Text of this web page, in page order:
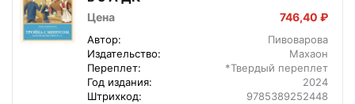
Цена 746,40 ₽
Автор:
Пивоварова
Издательство:
Махаон
Переплет:
*Твердый переплет
Год издания:
2024
Штрихкод:
9785389252448